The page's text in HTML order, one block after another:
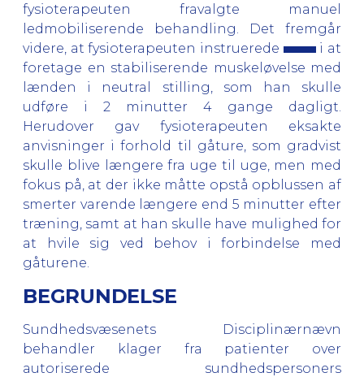
fysioterapeuten fravalgte manuel
ledmobiliserende behandling. Det fremgår
videre, at fysioterapeuten instruerede
i at
foretage en stabiliserende muskeløvelse med
lænden i neutral stilling, som han skulle
udføre i 2 minutter 4 gange dagligt.
Herudover gav fysioterapeuten eksakte
anvisninger i forhold til gåture, som gradvist
skulle blive længere fra uge til uge, men med
fokus på, at der ikke måtte opstå opblussen af
smerter varende længere end 5 minutter efter
træning, samt at han skulle have mulighed for
at hvile sig ved behov i forbindelse med
gåturene.
BEGRUNDELSE
Sundhedsvæsenets Disciplinærnævn
behandler klager fra patienter over
autoriserede sundhedspersoners